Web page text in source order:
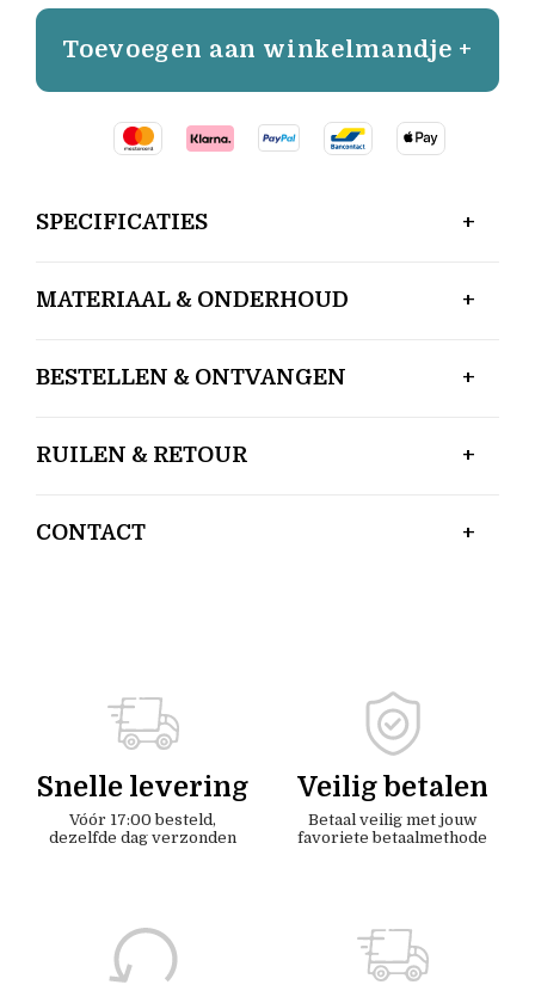
Toevoegen aan winkelmandje +
SPECIFICATIES
MATERIAAL & ONDERHOUD
BESTELLEN & ONTVANGEN
RUILEN & RETOUR
CONTACT
Snelle levering
Vóór 17:00 besteld,
dezelfde dag verzonden
Veilig betalen
Betaal veilig met jouw
favoriete betaalmethode